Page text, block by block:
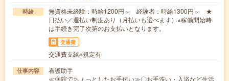
時給
無資格未経験：時給1200円～ 経験者：時給1300円～ ★
日払い／週払い制度あり（月払いも選べます）※稼働開始時
は手続き完了次第のお支払いとなります。
交通費
交通費支給※規定有
仕事内容
看護助手
≪病院でちょっとしたお手伝い≫〇お手洗い・入浴など生活